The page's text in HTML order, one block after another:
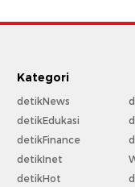
Kategori
detikNews
detikEdukasi
detikFinance
detikInet
detikHot